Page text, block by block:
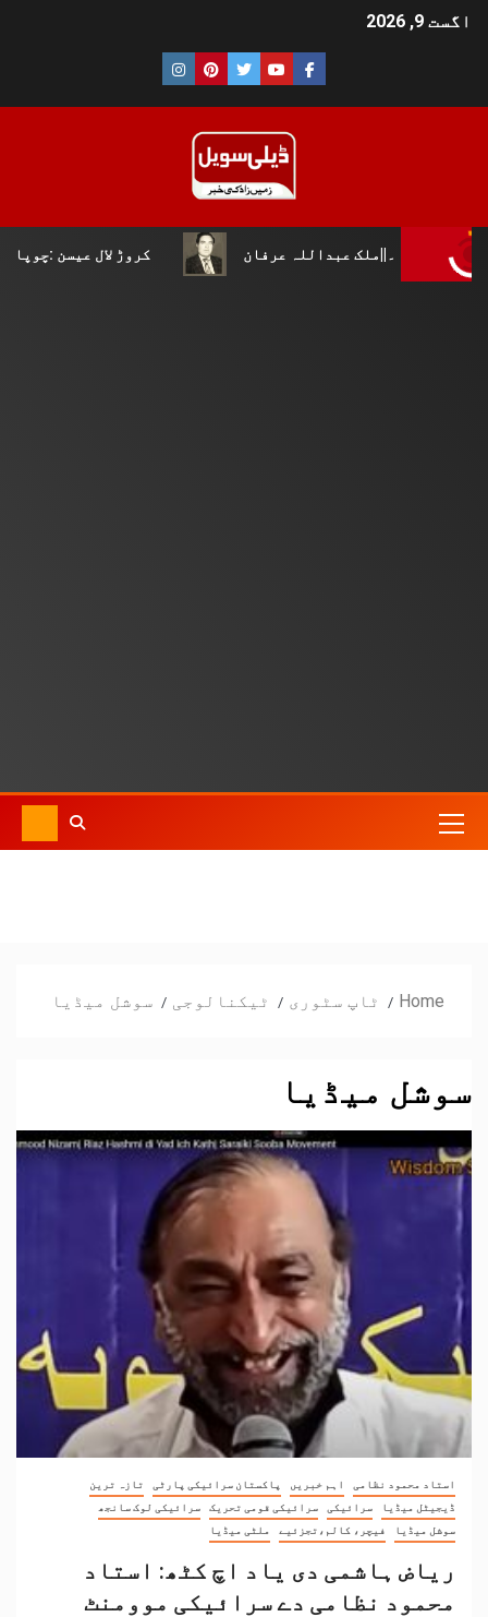
اگست 9, 2026
کروڑ لال عیسن :چوپال کلچرل اینڈ عبداللہ عرفان
Home ٹاپ سٹوری ٹیکنالوجی سوشل میڈیا
سوشل میڈیا
استاد محمود نظامی اہم خبریں پاکستان سرائیکی پارٹی
تازہ ترین
ڈیجیٹل میڈیا
سرائیکی سرائیکی قومی تحریک
سرائیکی لوک سانجھ
سوشل میڈیا
فیچر، کالم،تجزئیے ملٹی میڈیا
ریاض ہاشمی دی یاد اچ کٹھ: استاد
محمود نظامی دے سرائیکی موومنٹ